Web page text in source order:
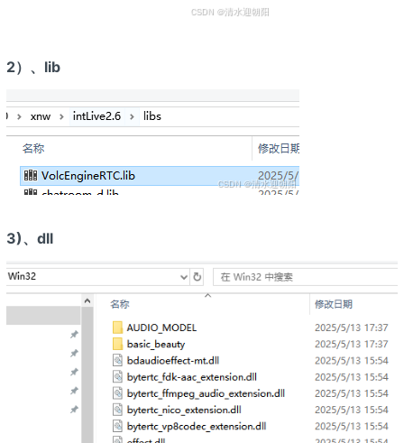
2）、lib
3)、dll